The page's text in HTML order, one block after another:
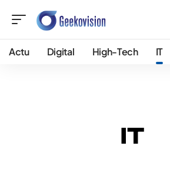
Actu Digital High-Tech IT
IT